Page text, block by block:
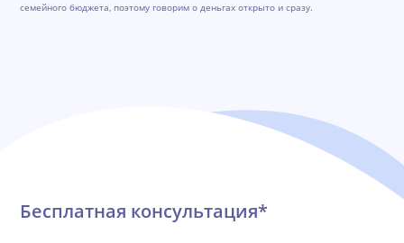
семейного бюджета, поэтому говорим о деньгах открыто и сразу.
Бесплатная консультация*